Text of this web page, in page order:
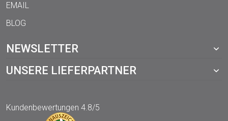
EMAIL
BLOG
NEWSLETTER
UNSERE LIEFERPARTNER
Kundenbewertungen 4.8/5